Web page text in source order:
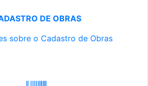
DE OBRAS
sobre o Cadastro de Obras